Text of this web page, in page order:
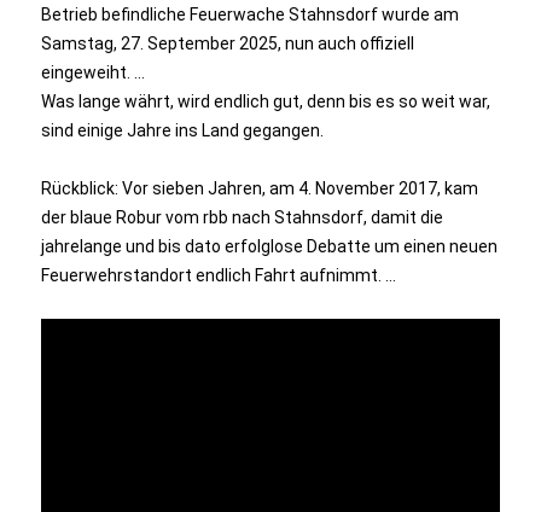
Betrieb befindliche Feuerwache Stahnsdorf wurde am
Samstag, 27. September 2025, nun auch offiziell
eingeweiht. …
Was lange währt, wird endlich gut, denn bis es so weit war,
sind einige Jahre ins Land gegangen.
Rückblick: Vor sieben Jahren, am 4. November 2017, kam
der blaue Robur vom rbb nach Stahnsdorf, damit die
jahrelange und bis dato erfolglose Debatte um einen neuen
Feuerwehrstandort endlich Fahrt aufnimmt. …